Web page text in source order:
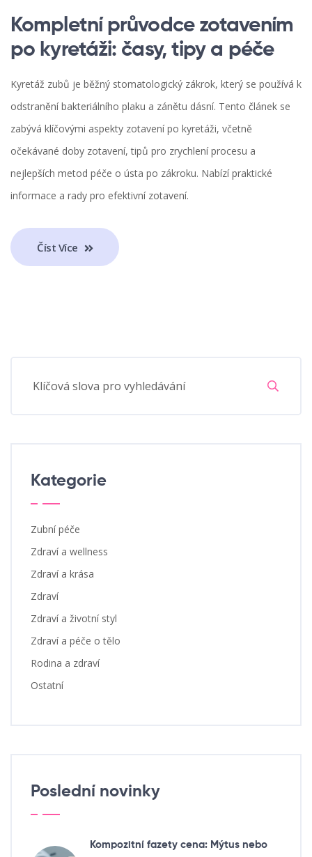
Kompletní průvodce zotavením
po kyretáži: časy, tipy a péče
Kyretáž zubů je běžný stomatologický zákrok, který se používá k
odstranění bakteriálního plaku a zánětu dásní. Tento článek se
zabývá klíčovými aspekty zotavení po kyretáži, včetně
očekávané doby zotavení, tipů pro zrychlení procesu a
nejlepších metod péče o ústa po zákroku. Nabízí praktické
informace a rady pro efektivní zotavení.
Číst Více
Kategorie
Zubní péče
Zdraví a wellness
Zdraví a krása
Zdraví
Zdraví a životní styl
Zdraví a péče o tělo
Rodina a zdraví
Ostatní
Poslední novinky
Kompozitní fazety cena: Mýtus nebo